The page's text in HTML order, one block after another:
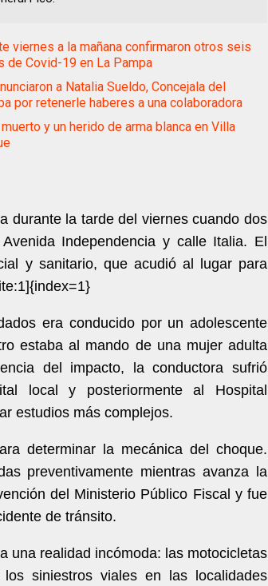
viernes a la mañana confirmaron otros seis
de Covid-19 en La Pampa
a Natalia Sueldo, Concejala del
por retenerle haberes a una colaboradora
muerto y un herido de arma blanca en Villa
durante la tarde del viernes cuando dos
Independencia y calle Italia. El
y sanitario, que acudió al lugar para
era conducido por un adolescente
estaba al mando de una mujer adulta
del impacto, la conductora sufrió
local y posteriormente al Hospital
estudios más complejos.
determinar la mecánica del choque.
preventivamente mientras avanza la
del Ministerio Público Fiscal y fue
de tránsito.
una realidad incómoda: las motocicletas
siniestros viales en las localidades